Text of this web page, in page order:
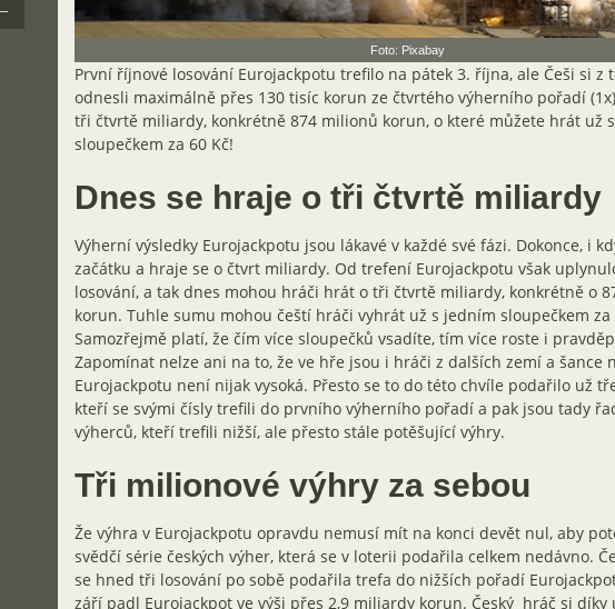
Foto: Pixabay
První říjnové losování Eurojackpotu trefilo na pátek 3. října, ale Češi si z
odnesli maximálně přes 130 tisíc korun ze čtvrtého výherního pořadí
tři čtvrtě miliardy, konkrétně 874 milionů korun, o které můžete hrát už
sloupečkem za 60 Kč!
Dnes se hraje o tři čtvrtě miliardy
Výherní výsledky Eurojackpotu jsou lákavé v každé své fázi. Dokonce, i
začátku a hraje se o čtvrt miliardy. Od trefení Eurojackpotu však
losování, a tak dnes mohou hráči hrát o tři čtvrtě miliardy, konkrétně o
korun. Tuhle sumu mohou čeští hráči vyhrát už s jedním sloupečkem za
Samozřejmě platí, že čím více sloupečků vsadíte, tím více roste i
Zapomínat nelze ani na to, že ve hře jsou i hráči z dalších zemí a šance
Eurojackpotu není nijak vysoká. Přesto se to do této chvíle podařilo už
kteří se svými čísly trefili do prvního výherního pořadí a pak jsou tady
výherců, kteří trefili nižší, ale přesto stále potěšující výhry.
Tři milionové výhry za sebou
Že výhra v Eurojackpotu opravdu nemusí mít na konci devět nul, aby
svědčí série českých výher, která se v loterii podařila celkem nedávno.
se hned tři losování po sobě podařila trefa do nižších pořadí
září padl Eurojackpot ve výši přes 2,9 miliardy korun. Český hráč si